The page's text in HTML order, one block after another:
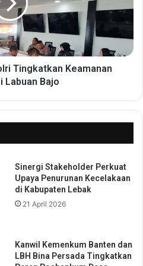
Tingkatkan Keamanan
Labuan Bajo
Sinergi Stakeholder Perkuat
Upaya Penurunan Kecelakaan
di Kabupaten Lebak
21 April 2026
Kanwil Kemenkum Banten dan
LBH Bina Persada Tingkatkan